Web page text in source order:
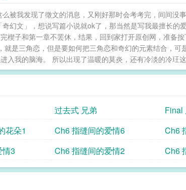
被我发现了徵文的消息，又刚好那时会考考完，间间没
幻文」，想说写篇小说就ok了，那当然是写我最擅长的
楔子和第一章不罢休，结果，回到家打开原创网，准备
是三角恋，但是要如何把三角恋和奇幻的元素结合，可
入我的脑海。 所以出现了温暖的莫炎，还有冷淡的冷玨
过去式 兄弟
Final
花朵1 Ch6 指缝间的爱情6
Ch6
情3 Ch6 指缝间的爱情2 Ch6